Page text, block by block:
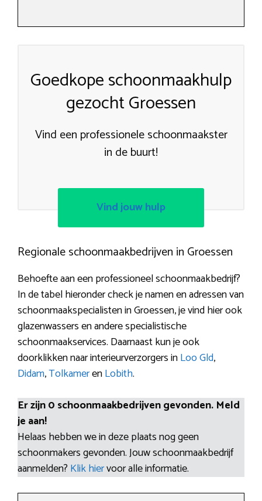
Goedkope schoonmaakhulp
gezocht Groessen
Vind een professionele schoonmaakster
in de buurt!
Vind jouw hulp
Regionale schoonmaakbedrijven in Groessen
Behoefte aan een professioneel schoonmaakbedrijf?
In de tabel hieronder check je namen en adressen van
schoonmaakspecialisten in Groessen, je vind hier ook
glazenwassers en andere specialistische
schoonmaakservices. Daarnaast kun je ook
doorklikken naar interieurverzorgers inLoo Gld,
Didam,TolkamerenLobith.
Er zijn 0 schoonmaakbedrijven gevonden. Meld
je aan!
Helaas hebben we in deze plaats nog geen
schoonmakers gevonden. Jouw schoonmaakbedrijf
aanmelden? Klik hiervoor alle informatie.